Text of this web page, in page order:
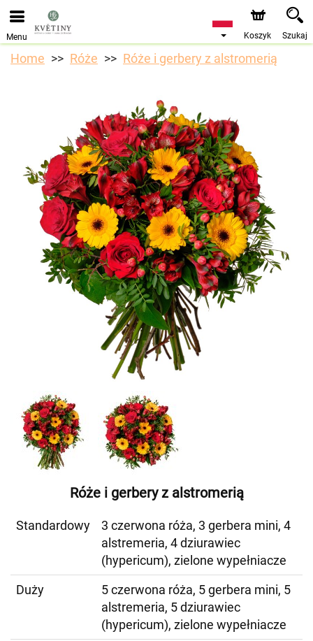
Przyjmujemy zamówienia za pośrednictwem naszego
sklepu internetowego. Najbliższy możliwy termin dostawy
to 10.08.2026 z powodu urlopu.
Menu Koszyk Szukaj
Home Róże Róże i gerbery z alstromerią
Róże i gerbery z alstromerią
Standardowy
3 czerwona róża, 3 gerbera mini, 4
alstremeria, 4 dziurawiec
(hypericum), zielone wypełniacze
Duży
5 czerwona róża, 5 gerbera mini, 5
alstremeria, 5 dziurawiec
(hypericum), zielone wypełniacze